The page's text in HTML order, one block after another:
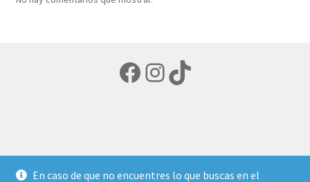
Facebook
Instagram
TikTok
En caso de que no encuentres lo que buscas en el